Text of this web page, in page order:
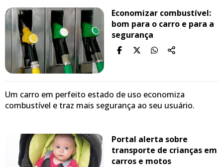
Economizar combustível:
bom para o carro e para a
segurança
Um carro em perfeito estado de uso economiza
combustível e traz mais segurança ao seu usuário.
Portal alerta sobre
transporte de crianças em
carros e motos